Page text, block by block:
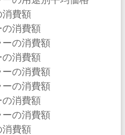
消費額
の消費額
ーの消費額
の消費額
ーの消費額
ーの消費額
の消費額
ーの消費額
消費額